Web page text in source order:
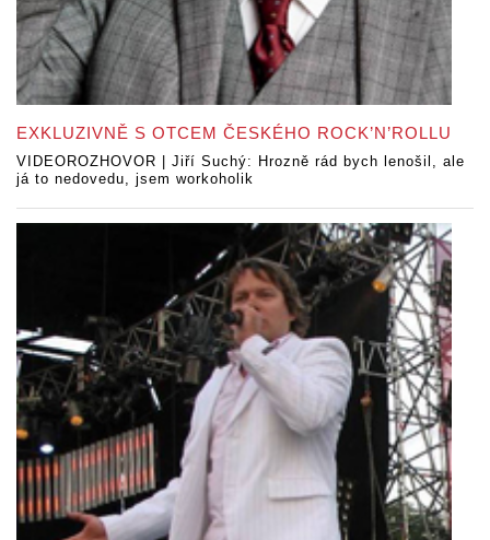
EXKLUZIVNĚ S OTCEM ČESKÉHO ROCK’N’ROLLU
VIDEOROZHOVOR | Jiří Suchý: Hrozně rád bych lenošil, ale
já to nedovedu, jsem workoholik